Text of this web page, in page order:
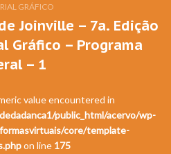
GRÁFICO
Joinville – 7a. Edição
Gráfico – Programa
– 1
value encountered in
public_html/acervo/wp-
core/template-
on line 175